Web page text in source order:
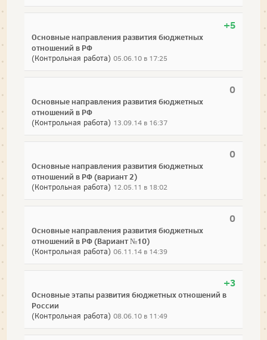
+5
Основные направления развития бюджетных
отношений в РФ
(Контрольная работа) 05.06.10 в 17:25
0
Основные направления развития бюджетных
отношений в РФ
(Контрольная работа) 13.09.14 в 16:37
0
Основные направления развития бюджетных
отношений в РФ (вариант 2)
(Контрольная работа) 12.05.11 в 18:02
0
Основные направления развития бюджетных
отношений в РФ (Вариант №10)
(Контрольная работа) 06.11.14 в 14:39
+3
Основные этапы развития бюджетных отношений в
России
(Контрольная работа) 08.06.10 в 11:49